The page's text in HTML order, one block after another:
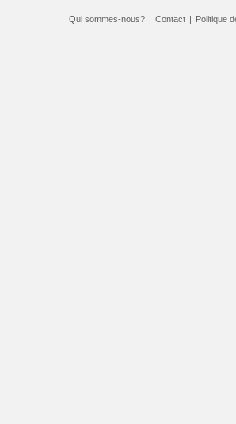
Qui sommes-nous? | Contact | Politique